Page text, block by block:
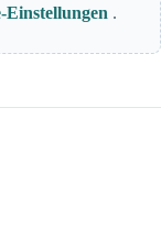
Einstellungen .